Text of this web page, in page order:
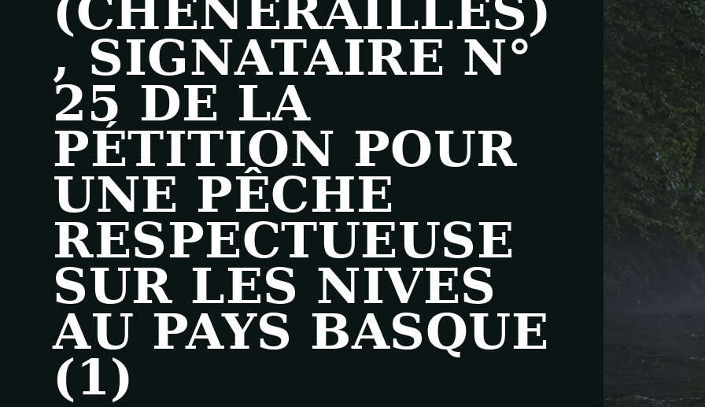
(CHENERAILLES)
, SIGNATAIRE N°
25 DE LA
PÉTITION POUR
UNE PÊCHE
RESPECTUEUSE
SUR LES NIVES
AU PAYS BASQUE
(1)